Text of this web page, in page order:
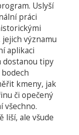
Uslyší
práci
významu
aplikaci
dostanou tipy
kmeny, jak
či opečený
všechno.
liší, ale všude